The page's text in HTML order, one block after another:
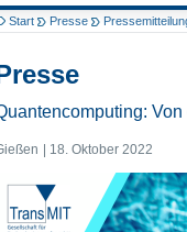
Start Presse
18. Oktober 2022